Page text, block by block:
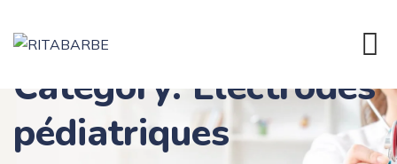
Category: Electrodes
pédiatriques